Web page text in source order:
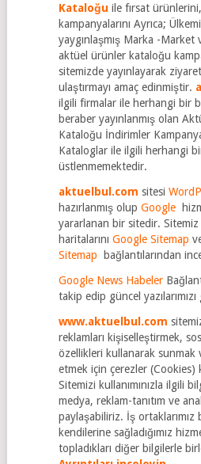
Kataloğu ile fırsat
kampanyalarını Ayrıca;
yaygınlaşmış Marka -Market
aktüel ürünler kataloğu
sitemizde yayınlayarak
ulaştırmayı amaç edinmiştir.
ilgili firmalar ile herhangi bir
beraber yayınlanmış olan
Kataloğu İndirimler
Kataloglar ile ilgili herhangi
üstlenmemektedir.
aktuelbul.com sitesi
hazırlanmış olup Google
yararlanan bir sitedir. Sitemiz
haritalarını Google Sitemap
Sitemap
bağlantılarından
Google News Habeler
takip edip güncel
www.aktuelbul.com
reklamları kişiselleştirmek,
özellikleri kullanarak sunmak
etmek için çerezler (Cookies)
Sitemizi kullanımınızla ilgili
medya, reklam-tanıtım ve
paylaşabiliriz. İş ortaklarımız
kendilerine sağladığımız
topladıkları diğer bilgilerle